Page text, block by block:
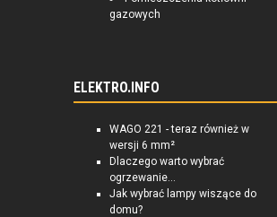
gazowych
ELEKTRO.INFO
WAGO 221 - teraz również w
wersji 6 mm²
Dlaczego warto wybrać
ogrzewanie...
Jak wybrać lampy wiszące do
domu?